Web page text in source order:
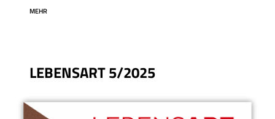
MEHR
LEBENSART 5/2025